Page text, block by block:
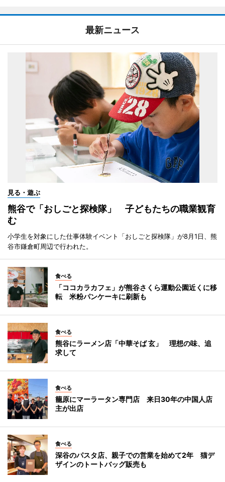
最新ニュース
見る・遊ぶ
熊谷で「おしごと探検隊」 子どもたちの職業観育
む
小学生を対象にした仕事体験イベント「おしごと探検隊」が8月1日、熊
谷市鎌倉町周辺で行われた。
食べる
「ココカラカフェ」が熊谷さくら運動公園近くに移
転 米粉パンケーキに刷新も
食べる
熊谷にラーメン店「中華そば 玄」 理想の味、追
求して
食べる
籠原にマーラータン専門店 来日30年の中国人店
主が出店
食べる
深谷のパスタ店、親子での営業を始めて2年 猫デ
ザインのトートバッグ販売も